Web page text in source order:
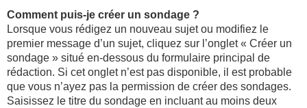
Comment puis-je créer un sondage ?
Lorsque vous rédigez un nouveau sujet ou modifiez le
premier message d’un sujet, cliquez sur l’onglet « Créer un
sondage » situé en-dessous du formulaire principal de
rédaction. Si cet onglet n’est pas disponible, il est probable
que vous n’ayez pas la permission de créer des sondages.
Saisissez le titre du sondage en incluant au moins deux